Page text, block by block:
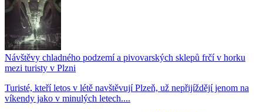
Návštěvy chladného podzemí a pivovarských sklepů frčí v horku
mezi turisty v Plzni
Turisté, kteří letos v létě navštěvují Plzeň, už nepřijíždějí jenom na
víkendy jako v minulých letech....